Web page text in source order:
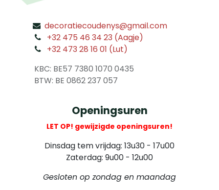
decoratiecoudenys@gmail.com
+32 475 46 34 23 (Aagje)
+32 473 28 16 01 (Lut)
KBC: BE57 7380 1070 0435
​ BTW: BE 0862 237 057
Openingsuren
LET OP! gewijzigde openingsuren!
Dinsdag tem vrijdag: 13u30 - 17u00
Zaterdag: 9u00 - 12u00
Gesloten op zondag en maandag